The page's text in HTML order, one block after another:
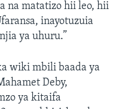
na matatizo hii leo, hii
inayotuzuia
ya uhuru.”
wiki mbili baada ya
Deby,
ya kitaifa